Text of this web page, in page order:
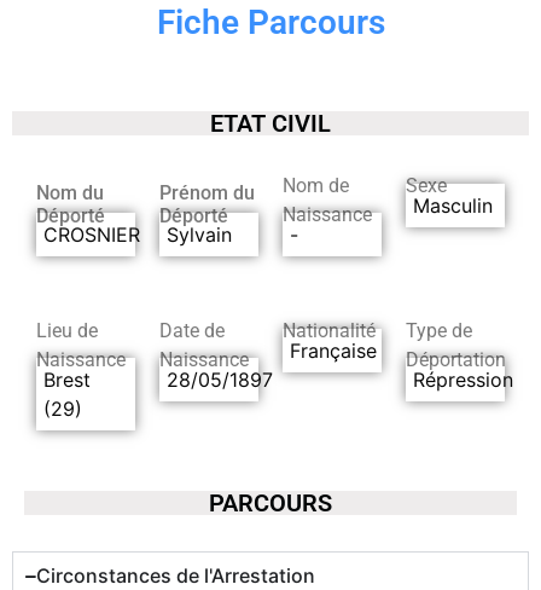
Fiche Parcours
ETAT CIVIL
Nom du
Déporté
CROSNIER
Prénom du
Déporté
Sylvain
Nom de
Naissance
-
Sexe
Masculin
Lieu de
Naissance
Brest
(29)
Date de
Naissance
28/05/1897
Nationalité
Française
Type de
Déportation
Répression
PARCOURS
Circonstances de l'Arrestation